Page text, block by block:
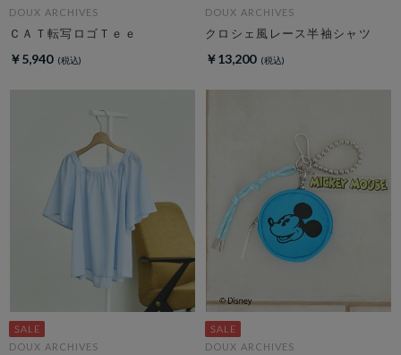
DOUX ARCHIVES
ＣＡＴ転写ロゴＴｅｅ
￥5,940
DOUX ARCHIVES
クロシェ風レース半袖シャツ
￥13,200
DOUX ARCHIVES DOUX ARCHIVES